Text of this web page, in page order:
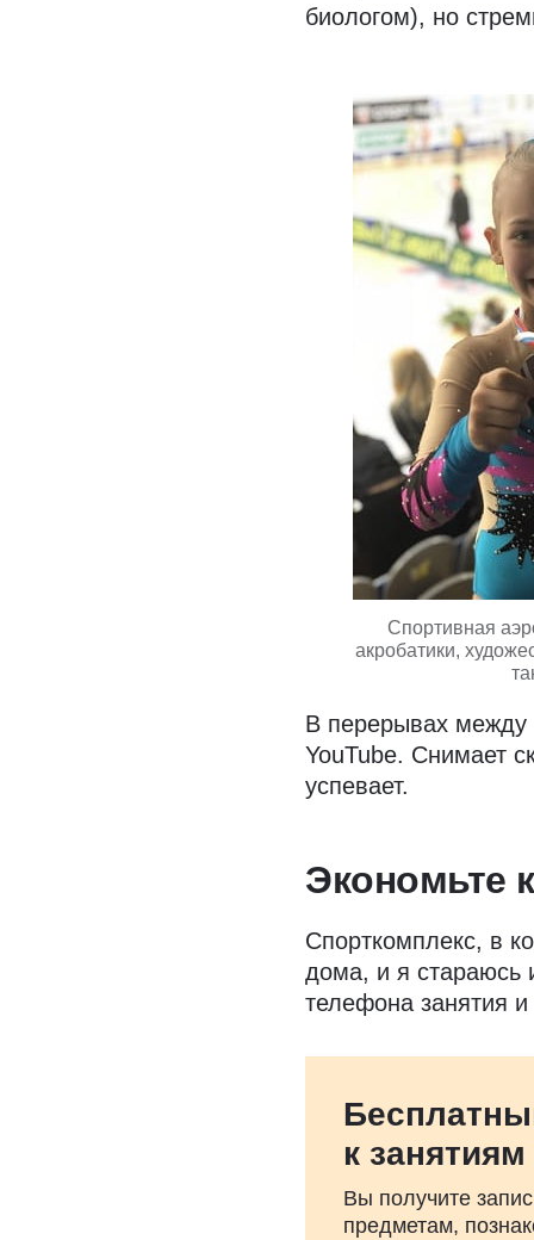
биологом), но
Спортивная
акробатики,
В перерывах между
YouTube. Снимает
успевает.
Экономьте
Спорткомплекс, в
дома, и я стараюсь
телефона занятия
к
Вы получите
предметам,